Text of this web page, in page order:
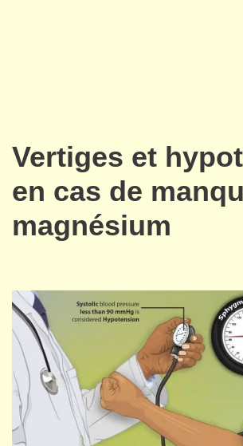
Vertiges et
en cas de
magnésium